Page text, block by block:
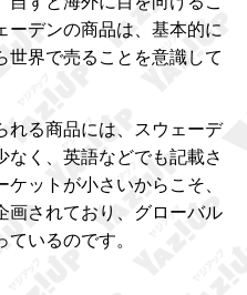
ーデンの商品は、基本的に
世界で売ることを意識して
れる商品には、スウェーデ
なく、英語などでも記載さ
ットが小さいからこそ、
画されており、グローバル
いるのです。